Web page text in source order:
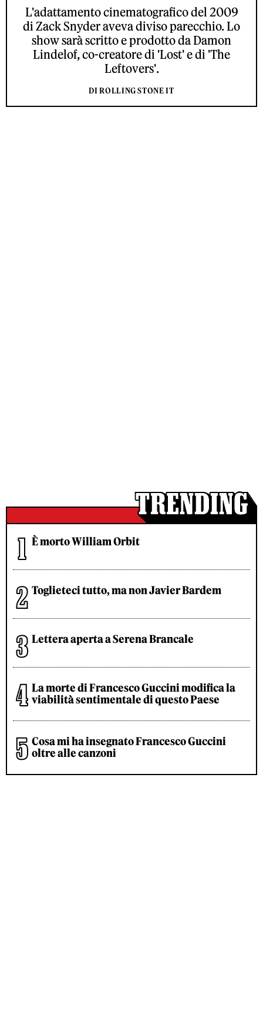
L'adattamento cinematografico del 2009
di Zack Snyder aveva diviso parecchio. Lo
show sarà scritto e prodotto da Damon
Lindelof, co-creatore di 'Lost' e di 'The
Leftovers'.
DI ROLLING STONE IT
È morto William Orbit
Toglieteci tutto, ma non Javier Bardem
Lettera aperta a Serena Brancale
La morte di Francesco Guccini modifica la
viabilità sentimentale di questo Paese
Cosa mi ha insegnato Francesco Guccini
oltre alle canzoni